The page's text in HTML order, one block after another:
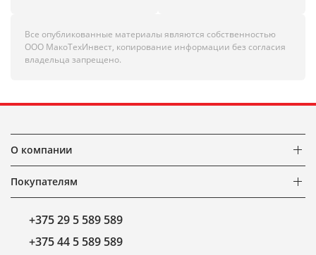
Все опубликованные материалы являются собственностью
ООО МакоТехИнвест, копирование информации без согласия
владельца запрещено.
О компании
Покупателям
+375 29 5 589 589
+375 44 5 589 589